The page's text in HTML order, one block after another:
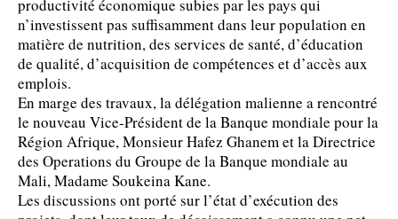
productivité économique subies par les pays qui
n’investissent pas suffisamment dans leur population en
matière de nutrition, des services de santé, d’éducation
de qualité, d’acquisition de compétences et d’accès aux
emplois.
En marge des travaux, la délégation malienne a rencontré
le nouveau Vice-Président de la Banque mondiale pour la
Région Afrique, Monsieur Hafez Ghanem et la Directrice
des Operations du Groupe de la Banque mondiale au
Mali, Madame Soukeina Kane.
Les discussions ont porté sur l’état d’exécution des